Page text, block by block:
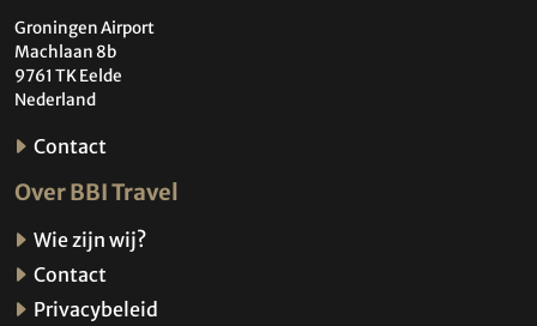
Groningen Airport
Machlaan 8b
9761 TK Eelde
Nederland
Contact
Over BBI Travel
Wie zijn wij?
Contact
Privacybeleid